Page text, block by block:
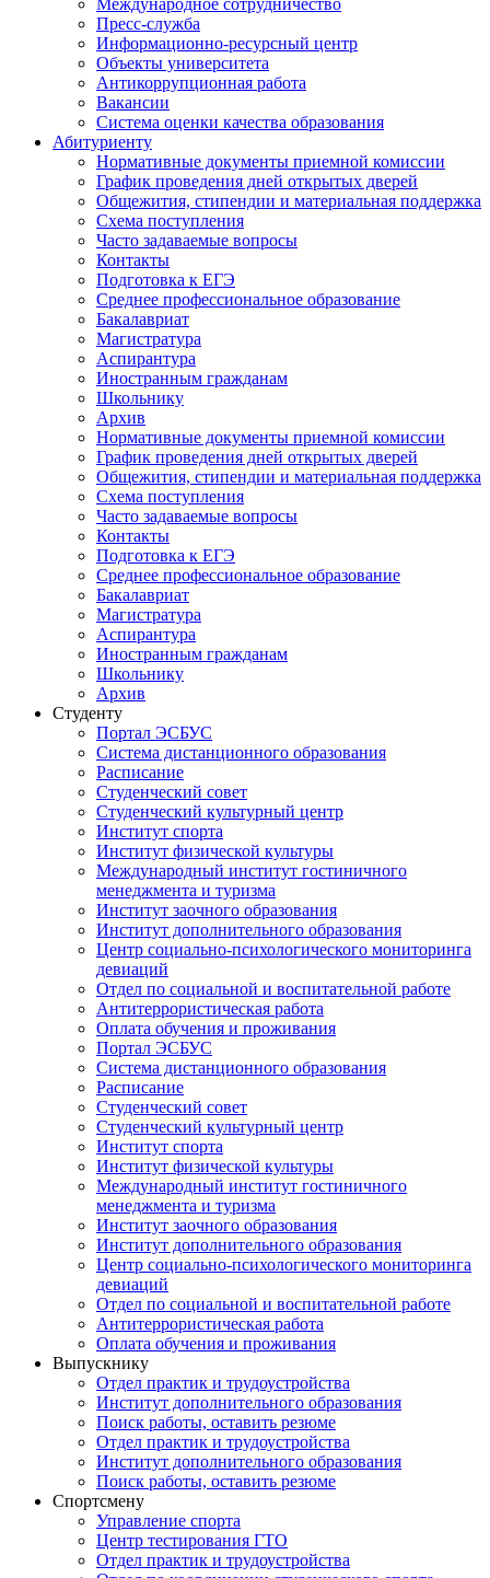
Международное сотрудничество
Пресс-служба
Информационно-ресурсный центр
Объекты университета
Антикоррупционная работа
Вакансии
Система оценки качества образования
Абитуриенту
Нормативные документы приемной комиссии
График проведения дней открытых дверей
Общежития, стипендии и материальная поддержка
Схема поступления
Часто задаваемые вопросы
Контакты
Подготовка к ЕГЭ
Среднее профессиональное образование
Бакалавриат
Магистратура
Аспирантура
Иностранным гражданам
Школьнику
Архив
Нормативные документы приемной комиссии
График проведения дней открытых дверей
Общежития, стипендии и материальная поддержка
Схема поступления
Часто задаваемые вопросы
Контакты
Подготовка к ЕГЭ
Среднее профессиональное образование
Бакалавриат
Магистратура
Аспирантура
Иностранным гражданам
Школьнику
Архив
Студенту
Портал ЭСБУС
Система дистанционного образования
Расписание
Студенческий совет
Студенческий культурный центр
Институт спорта
Институт физической культуры
Международный институт гостиничного
менеджмента и туризма
Институт заочного образования
Институт дополнительного образования
Центр социально-психологического мониторинга
девиаций
Отдел по социальной и воспитательной работе
Антитеррористическая работа
Оплата обучения и проживания
Портал ЭСБУС
Система дистанционного образования
Расписание
Студенческий совет
Студенческий культурный центр
Институт спорта
Институт физической культуры
Международный институт гостиничного
менеджмента и туризма
Институт заочного образования
Институт дополнительного образования
Центр социально-психологического мониторинга
девиаций
Отдел по социальной и воспитательной работе
Антитеррористическая работа
Оплата обучения и проживания
Выпускнику
Отдел практик и трудоустройства
Институт дополнительного образования
Поиск работы, оставить резюме
Отдел практик и трудоустройства
Институт дополнительного образования
Поиск работы, оставить резюме
Спортсмену
Управление спорта
Центр тестирования ГТО
Отдел практик и трудоустройства